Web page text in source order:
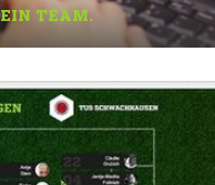
TEAM.